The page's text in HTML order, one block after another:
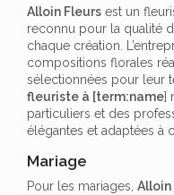
Alloin Fleurs est un
reconnu pour la qualité
chaque création.
compositions florales
sélectionnées pour leur
fleuriste à [term:name]
particuliers et des
élégantes et adaptées à
Mariage
Pour les mariages, Alloin